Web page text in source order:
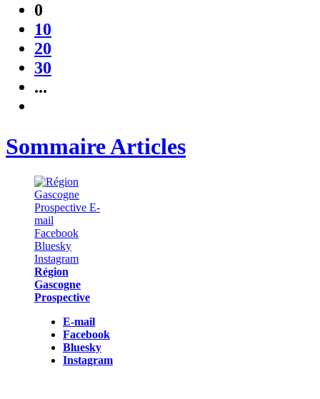
0
10
20
30
...
Sommaire Articles
Région
Gascogne
Prospective
E-mail
Facebook
Bluesky
Instagram